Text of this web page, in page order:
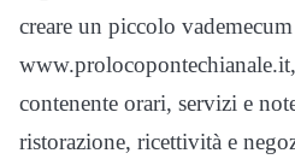
creare un piccolo
contenente orari, servizi e
ristorazione, ricettività e